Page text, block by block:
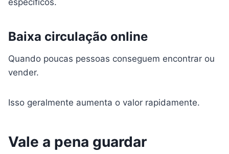
específicos.
Baixa circulação online
Quando poucas pessoas conseguem encontrar ou
vender.
Isso geralmente aumenta o valor rapidamente.
Vale a pena guardar